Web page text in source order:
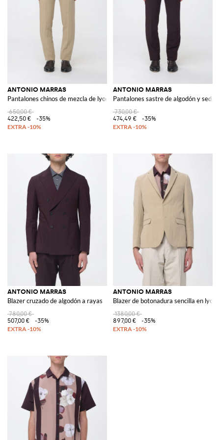
ANTONIO MARRAS
Pantalones chinos de mezcla de lyocell
650,00 €
422,50 €
-35%
ANTONIO MARRAS
Pantalones sastre de algodón y seda
730,00 €
474,49 €
-35%
ANTONIO MARRAS
Blazer cruzado de algodón a rayas
780,00 €
507,00 €
-35%
ANTONIO MARRAS
Blazer de botonadura sencilla en
1380,00 €
897,00 €
-35%